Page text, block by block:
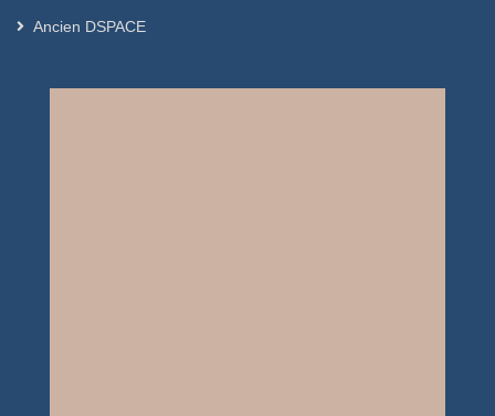
Ancien DSPACE